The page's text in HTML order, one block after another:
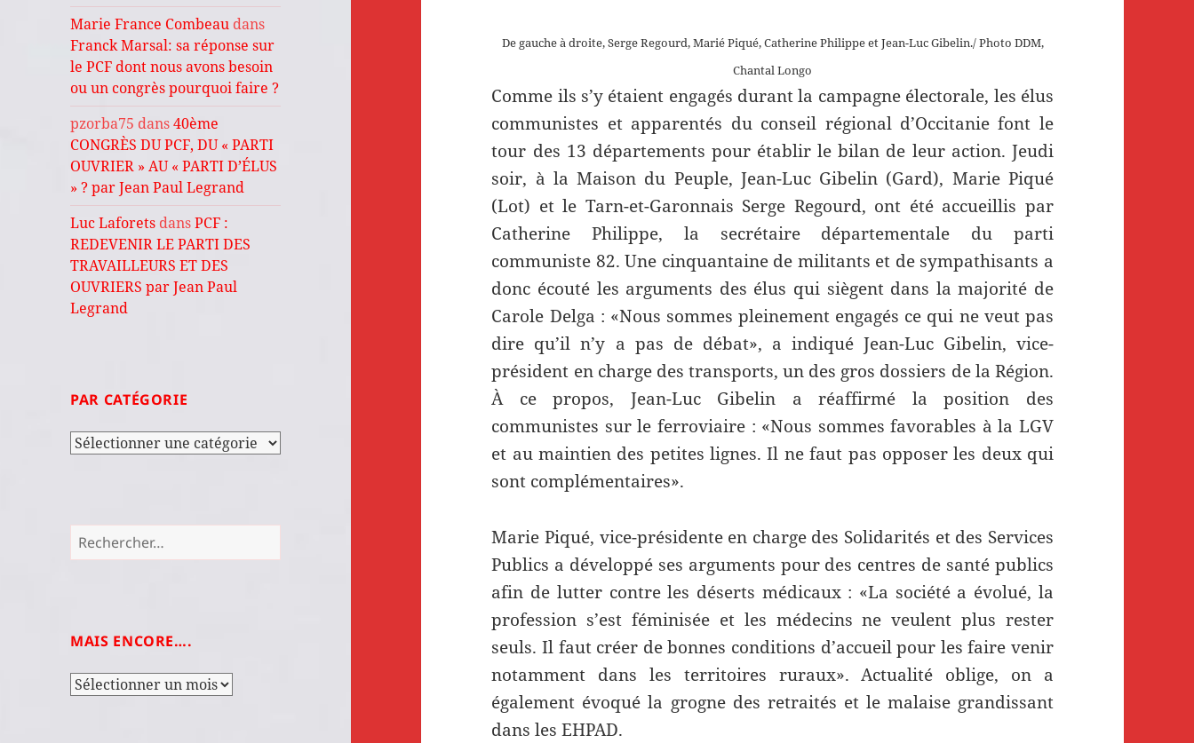
Marie France Combeau dans
Franck Marsal: sa réponse sur
le PCF dont nous avons besoin
ou un congrès pourquoi faire ?
pzorba75 dans40ème
CONGRÈS DU PCF, DU « PARTI
OUVRIER » AU « PARTI D’ÉLUS
» ? par Jean Paul Legrand
Luc Laforets dansPCF :
REDEVENIR LE PARTI DES
TRAVAILLEURS ET DES
OUVRIERS par Jean Paul
Legrand
PAR CATÉGORIE
Par
Rechercher :
MAIS ENCORE….
Mais
De gauche à droite, Serge Regourd, Marié Piqué, Catherine Philippe et Jean-Luc Gibelin./ Photo DDM,
Chantal Longo
Comme ils s’y étaient engagés durant la campagne électorale, les élus
communistes et apparentés du conseil régional d’Occitanie font le
tour des 13 départements pour établir le bilan de leur action. Jeudi
soir, à la Maison du Peuple, Jean-Luc Gibelin (Gard), Marie Piqué
(Lot) et le Tarn-et-Garonnais Serge Regourd, ont été accueillis par
Catherine Philippe, la secrétaire départementale du parti
communiste 82. Une cinquantaine de militants et de sympathisants a
donc écouté les arguments des élus qui siègent dans la majorité de
Carole Delga : «Nous sommes pleinement engagés ce qui ne veut pas
dire qu’il n’y a pas de débat», a indiqué Jean-Luc Gibelin, vice-
président en charge des transports, un des gros dossiers de la Région.
À ce propos, Jean-Luc Gibelin a réaffirmé la position des
communistes sur le ferroviaire : «Nous sommes favorables à la LGV
et au maintien des petites lignes. Il ne faut pas opposer les deux qui
sont complémentaires».
Marie Piqué, vice-présidente en charge des Solidarités et des Services
Publics a développé ses arguments pour des centres de santé publics
afin de lutter contre les déserts médicaux : «La société a évolué, la
profession s’est féminisée et les médecins ne veulent plus rester
seuls. Il faut créer de bonnes conditions d’accueil pour les faire venir
notamment dans les territoires ruraux». Actualité oblige, on a
également évoqué la grogne des retraités et le malaise grandissant
dans les EHPAD.